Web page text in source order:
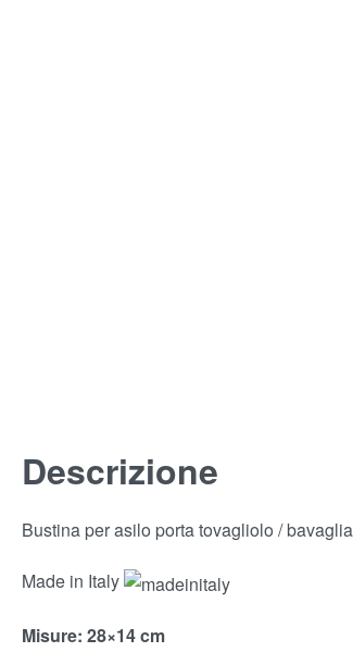
Descrizione
Bustina per asilo porta tovagliolo /
Made in Italy
Misure: 28×14 cm